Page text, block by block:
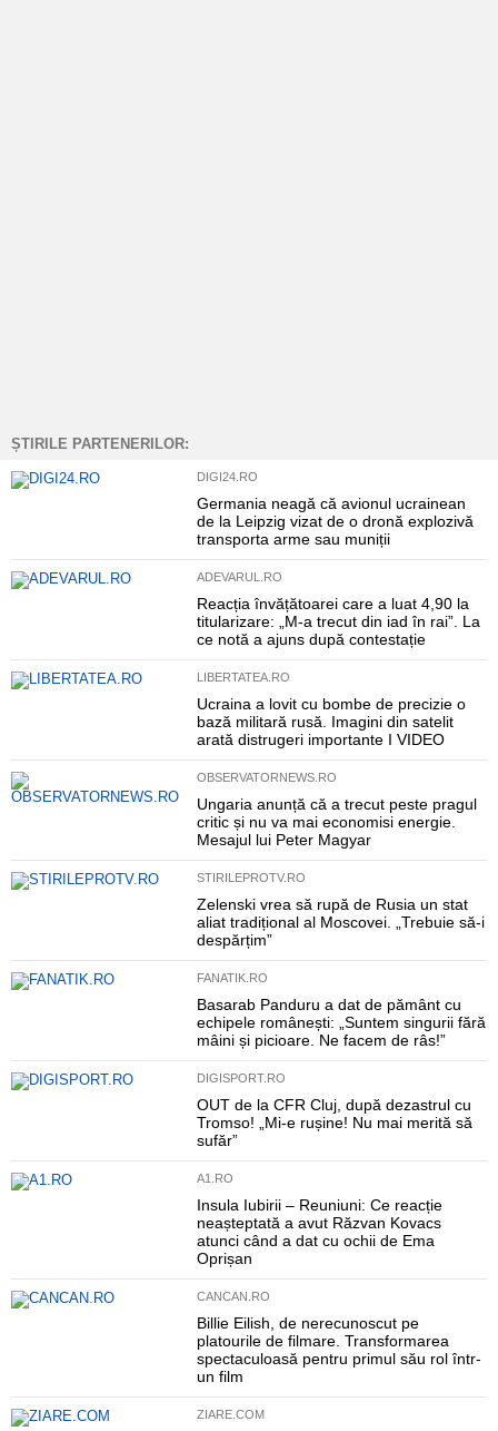
ȘTIRILE PARTENERILOR:
DIGI24.RO
Germania neagă că avionul ucrainean
de la Leipzig vizat de o dronă explozivă
transporta arme sau muniții
ADEVARUL.RO
Reacția învățătoarei care a luat 4,90 la
titularizare: „M-a trecut din iad în rai”. La
ce notă a ajuns după contestație
LIBERTATEA.RO
Ucraina a lovit cu bombe de precizie o
bază militară rusă. Imagini din satelit
arată distrugeri importante I VIDEO
OBSERVATORNEWS.RO
Ungaria anunță că a trecut peste pragul
critic și nu va mai economisi energie.
Mesajul lui Peter Magyar
STIRILEPROTV.RO
Zelenski vrea să rupă de Rusia un stat
aliat tradițional al Moscovei. „Trebuie să-i
despărțim”
FANATIK.RO
Basarab Panduru a dat de pământ cu
echipele românești: „Suntem singurii fără
mâini și picioare. Ne facem de râs!”
DIGISPORT.RO
OUT de la CFR Cluj, după dezastrul cu
Tromso! „Mi-e rușine! Nu mai merită să
sufăr”
A1.RO
Insula Iubirii – Reuniuni: Ce reacție
neașteptată a avut Răzvan Kovacs
atunci când a dat cu ochii de Ema
Oprișan
CANCAN.RO
Billie Eilish, de nerecunoscut pe
platourile de filmare. Transformarea
spectaculoasă pentru primul său rol într-
un film
ZIARE.COM